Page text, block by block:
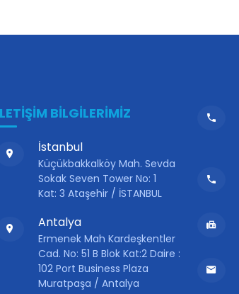
BİLGİLERİMİZ
İstanbul
Küçükbakkalköy Mah. Sevda
Sokak Seven Tower No: 1
Kat: 3 Ataşehir / İSTANBUL
Antalya
Ermenek Mah Kardeşkentler
Cad. No: 51 B Blok Kat:2 Daire :
102 Port Business Plaza
Muratpaşa / Antalya